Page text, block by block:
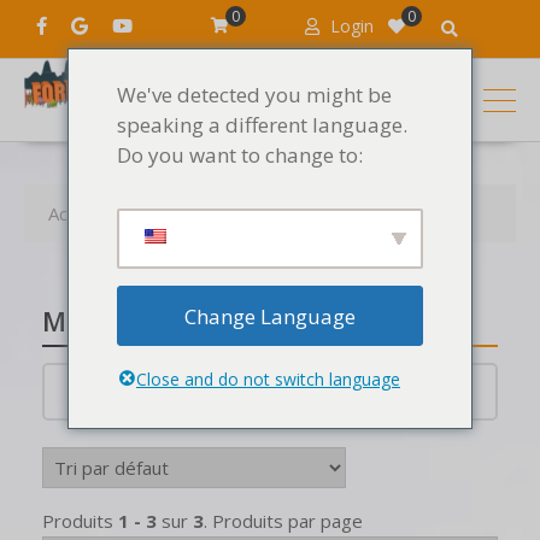
Login 0
0
Accueil Produits DJing Mix DJ
Mix DJ
Mix DJ
Produits 1 - 3 sur 3. Produits par page
We've detected you might be
speaking a different language.
Do you want to change to:
Change Language
Close and do not switch language